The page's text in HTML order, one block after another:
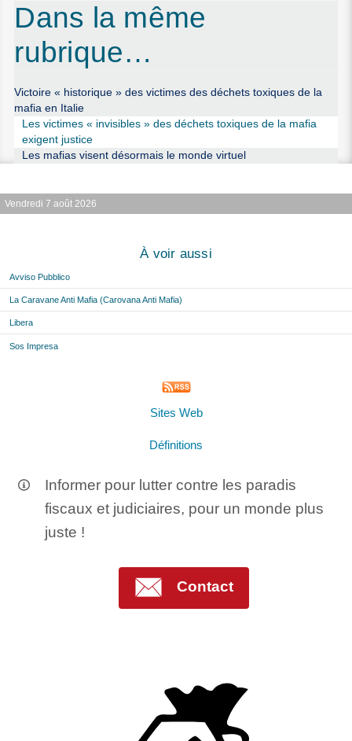
Dans la même
rubrique…
Victoire « historique » des victimes des déchets toxiques de la
mafia en Italie
Les victimes « invisibles » des déchets toxiques de la mafia
exigent justice
Les mafias visent désormais le monde virtuel
Vendredi 7 août 2026
À voir aussi
Avviso Pubblico
La Caravane Anti Mafia (Carovana Anti Mafia)
Libera
Sos Impresa
Sites Web
Définitions
Informer pour lutter contre les paradis
fiscaux et judiciaires, pour un monde plus
juste !
Contact